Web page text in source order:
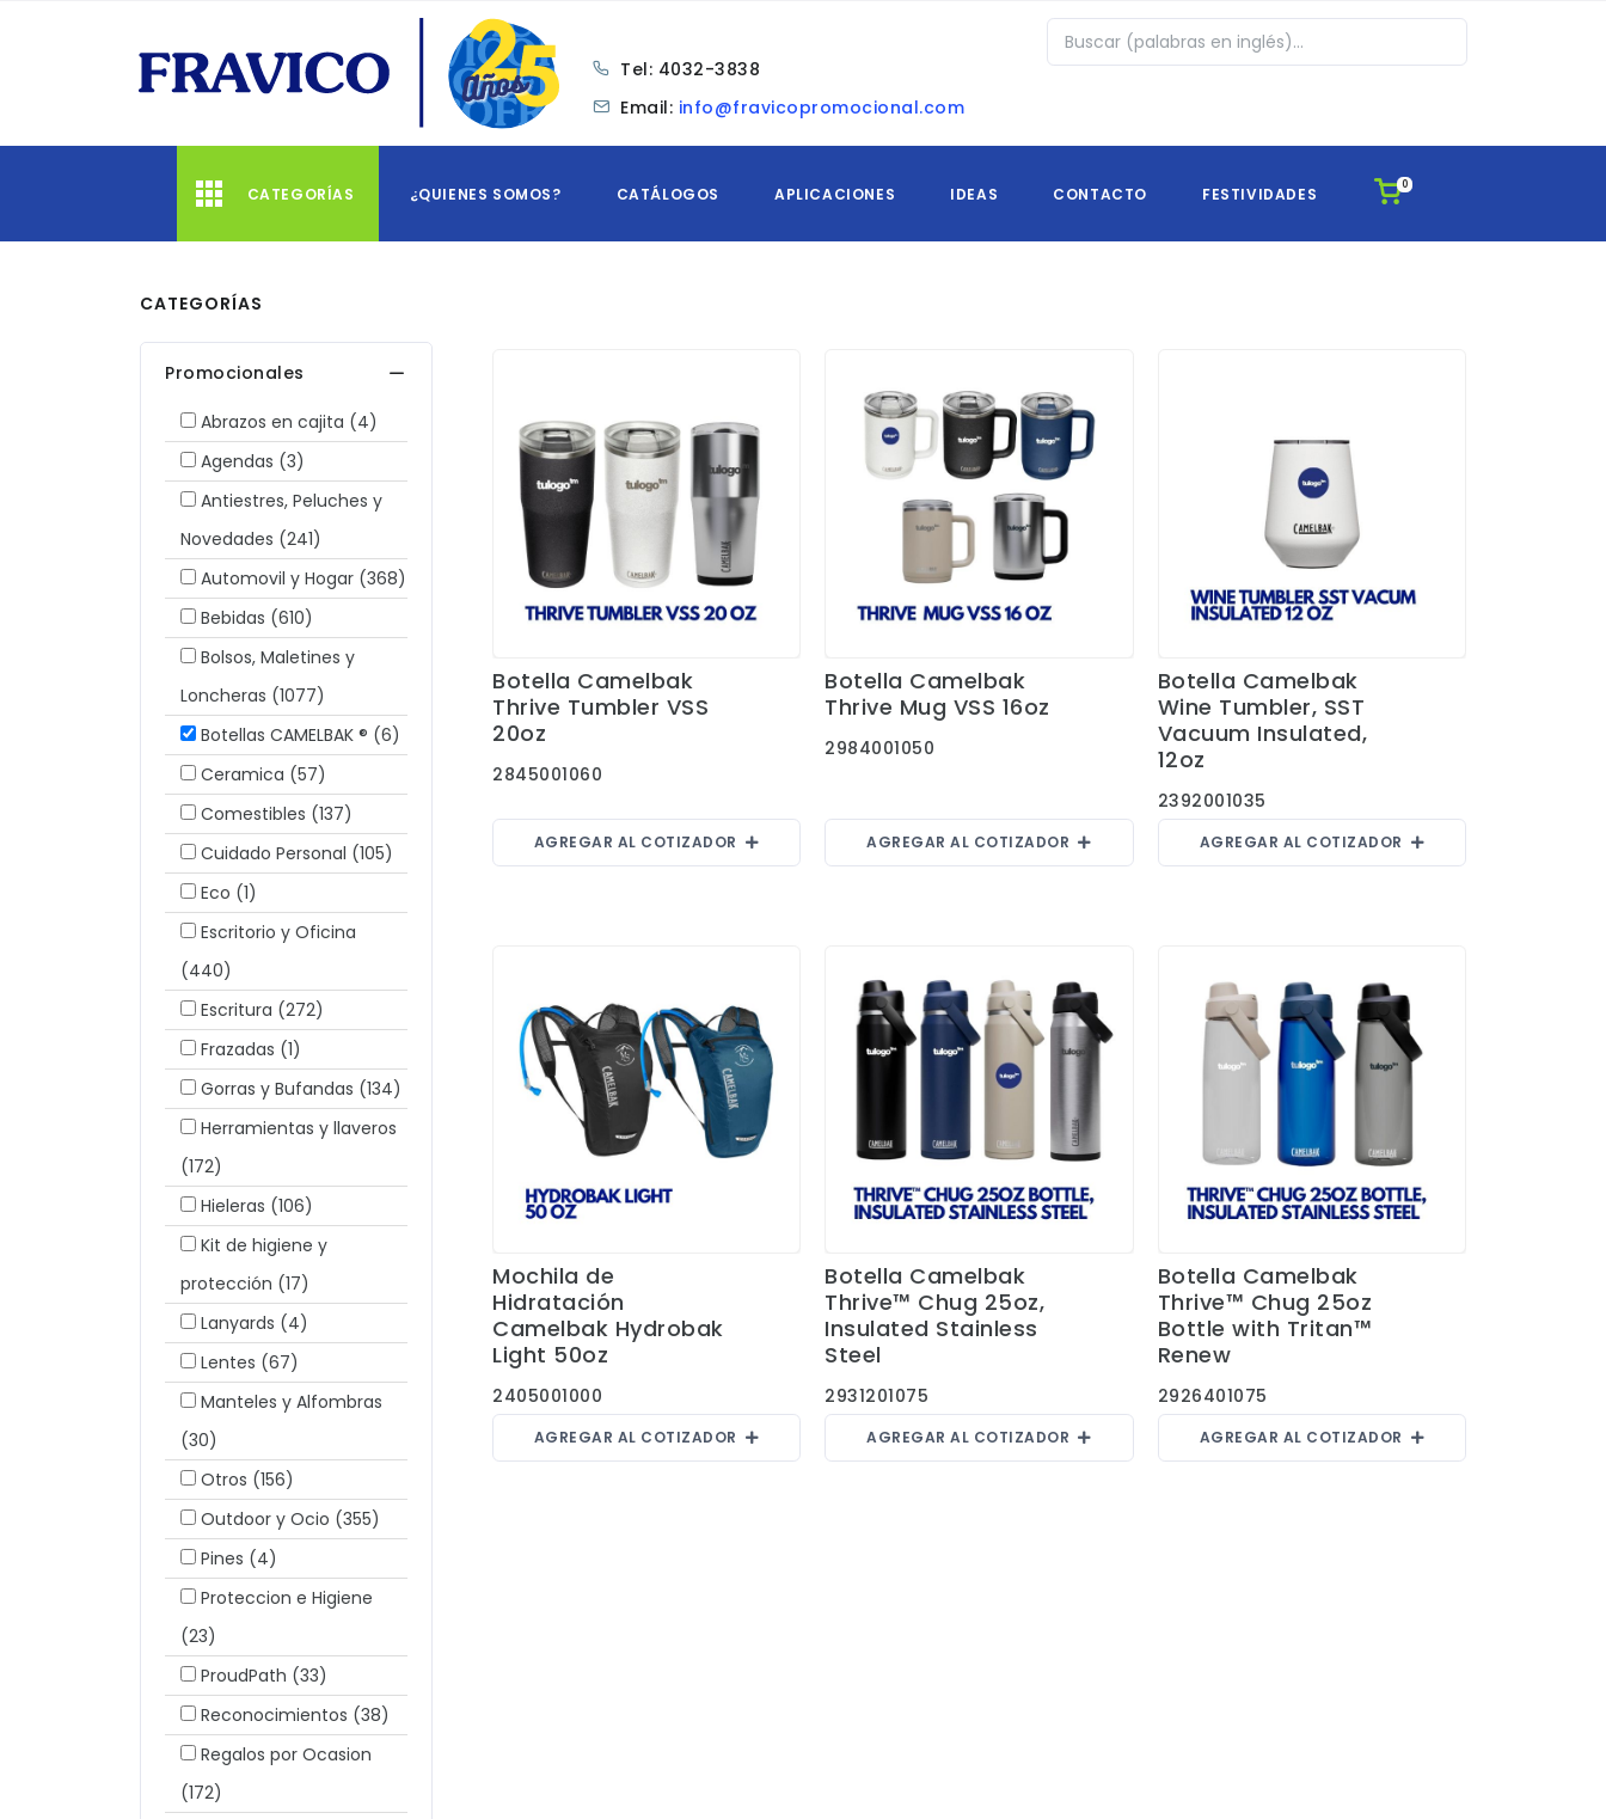
Tel: 4032-3838
Email: info@fravicopromocional.com
CATEGORÍAS ¿QUIENES SOMOS? CATÁLOGOS APLICACIONES IDEAS CONTACTO FESTIVIDADES 0
Ver Detalles
Botella Camelbak
Thrive Tumbler VSS
20oz
2845001060
AGREGAR AL COTIZADOR
Ver Detalles
Botella Camelbak
Thrive Mug VSS 16oz
2984001050
AGREGAR AL COTIZADOR
Ver Detalles
Botella Camelbak
Wine Tumbler, SST
Vacuum Insulated,
12oz
2392001035
AGREGAR AL COTIZADOR
Ver Detalles
Mochila de
Hidratación
Camelbak Hydrobak
Light 50oz
2405001000
AGREGAR AL COTIZADOR
Ver Detalles
Botella Camelbak
Thrive™ Chug 25oz,
Insulated Stainless
Steel
2931201075
AGREGAR AL COTIZADOR
Ver Detalles
Botella Camelbak
Thrive™ Chug 25oz
Bottle with Tritan™
Renew
2926401075
AGREGAR AL COTIZADOR
CATEGORÍAS
Promocionales
Abrazos en cajita (4)
Agendas (3)
Antiestres, Peluches y
Novedades (241)
Automovil y Hogar (368)
Bebidas (610)
Bolsos, Maletines y
Loncheras (1077)
Botellas CAMELBAK ® (6)
Ceramica (57)
Comestibles (137)
Cuidado Personal (105)
Eco (1)
Escritorio y Oficina
(440)
Escritura (272)
Frazadas (1)
Gorras y Bufandas (134)
Herramientas y llaveros
(172)
Hieleras (106)
Kit de higiene y
protección (17)
Lanyards (4)
Lentes (67)
Manteles y Alfombras
(30)
Otros (156)
Outdoor y Ocio (355)
Pines (4)
Proteccion e Higiene
(23)
ProudPath (33)
Reconocimientos (38)
Regalos por Ocasion
(172)